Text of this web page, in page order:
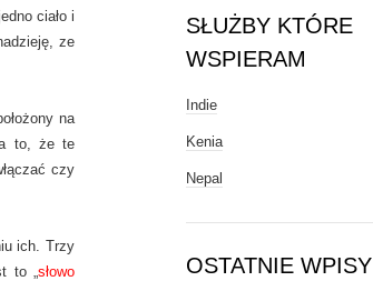
ciało i
ze
na
to, że te
czy
ich. Trzy
to „słowo
SŁUŻBY KTÓRE
WSPIERAM
Indie
Kenia
Nepal
OSTATNIE WPISY